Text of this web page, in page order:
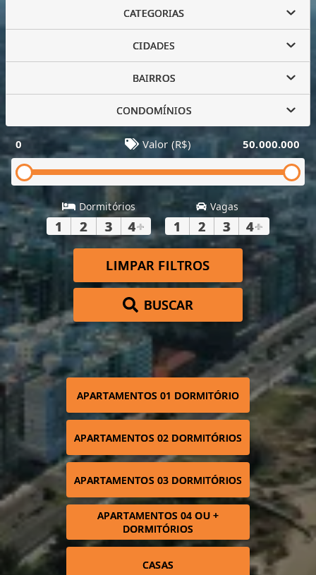
CATEGORIAS
CIDADES
BAIRROS
CONDOMÍNIOS
0 Valor (R$) 50.000.000
Dormitórios
1 2 3 4+
Vagas
1 2 3 4+
LIMPAR FILTROS
BUSCAR
APARTAMENTOS 01 DORMITÓRIO
APARTAMENTOS 02 DORMITÓRIOS
APARTAMENTOS 03 DORMITÓRIOS
APARTAMENTOS 04 OU +
DORMITÓRIOS
CASAS